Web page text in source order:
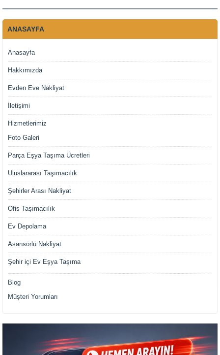
ANASAYFA
Anasayfa
Hakkımızda
Evden Eve Nakliyat
İletişimi
Hizmetlerimiz
Foto Galeri
Parça Eşya Taşıma Ücretleri
Uluslararası Taşımacılık
Şehirler Arası Nakliyat
Ofis Taşımacılık
Ev Depolama
Asansörlü Nakliyat
Şehir içi Ev Eşya Taşıma
Blog
Müşteri Yorumları